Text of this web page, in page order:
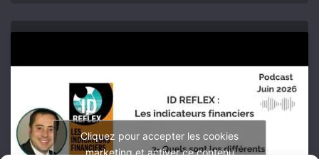
Cliquez pour accepter les cookies
marketing et activer ce contenu